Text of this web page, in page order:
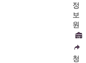
정
보
원
청